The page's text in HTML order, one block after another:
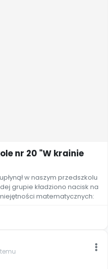
nr 20 "W krainie
w naszym przedszkolu
grupie kładziono nacisk na
matematycznych: